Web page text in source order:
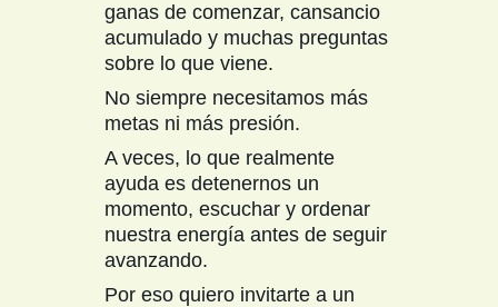
ganas de comenzar, cansancio
acumulado y muchas preguntas
sobre lo que viene.
No siempre necesitamos más
metas ni más presión.
A veces, lo que realmente
ayuda es detenernos un
momento, escuchar y ordenar
nuestra energía antes de seguir
avanzando.
Por eso quiero invitarte a un